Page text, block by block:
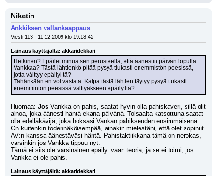
Niketin
Ankkiksen vallankaappaus
Viesti 113 - 11.12.2009 klo 19:18:42
Lainaus käyttäjältä: akkaridekkari
Hetkinen? Epäilet minua sen perusteella, että äänestin päivän lopulla
Vankkaa? Tästä lähtienkö pitää pysyä tiukasti enemmistön peesissä,
jotta välttyy epäilyiltä?
Tähänkään en voi vastata. Kaipa tästä lähtien täytyy pysyä tiukasti
enemmintön peesissä välttyäkseen epäilyiltä?
Huomaa: Jos Vankka on pahis, saatat hyvin olla pahiskaveri, sillä olit
ainoa, joka äänesti häntä ekana päivänä. Toisaalta katsottuna saatat
olla edelläkävijä, joka hoksasi Vankan pahikseuden ensimmäisenä.
On kuitenkin todennäköisempää, ainakin mielestäni, että olet sopinut
AV:n kanssa äänestäväsi häntä. Pahistaktiikkana tämä on nerokas,
varsinkin jos Vankka tippuu nyt.
Tämä ei siis ole varsinainen epäily, vaan teoria, ja se ei toimi, jos
Vankka ei ole pahis.
Lainaus käyttäjältä: akkaridekkari